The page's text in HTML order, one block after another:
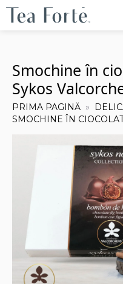
Smochine în
Sykos
PRIMA PAGINĂ
SMOCHINE ÎN